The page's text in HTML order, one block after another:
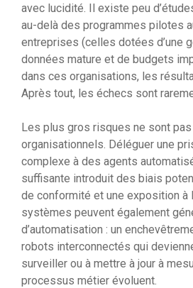
avec lucidité. Il existe peu
au-delà des programmes pilotes
entreprises (celles dotées d’une
données mature et de budgets
dans ces organisations, les
Après tout, les échecs sont
Les plus gros risques ne sont
organisationnels. Déléguer une
complexe à des agents
suffisante introduit des biais
de conformité et une exposition à
systèmes peuvent également
d’automatisation : un
robots interconnectés qui
surveiller ou à mettre à jour à
processus métier évoluent.